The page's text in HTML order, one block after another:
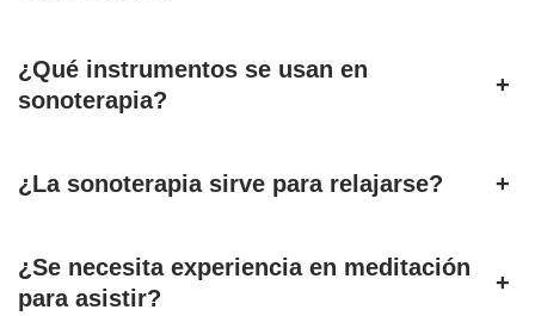
¿Qué instrumentos se usan en
sonoterapia?
+
¿La sonoterapia sirve para relajarse? +
¿Se necesita experiencia en meditación
para asistir?
+